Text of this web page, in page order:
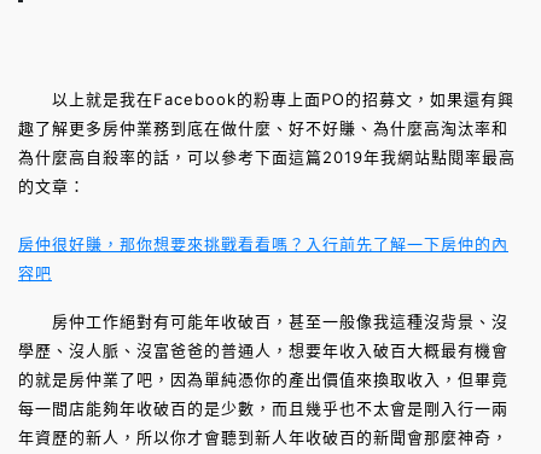
以上就是我在Facebook的粉專上面PO的招募文，如果還有興
趣了解更多房仲業務到底在做什麼、好不好賺、為什麼高淘汰率和
為什麼高自殺率的話，可以參考下面這篇2019年我網站點閱率最高
的文章：
房仲很好賺，那你想要來挑戰看看嗎？入行前先了解一下房仲的內
容吧
房仲工作絕對有可能年收破百，甚至一般像我這種沒背景、沒
學歷、沒人脈、沒富爸爸的普通人，想要年收入破百大概最有機會
的就是房仲業了吧，因為單純憑你的產出價值來換取收入，但畢竟
每一間店能夠年收破百的是少數，而且幾乎也不太會是剛入行一兩
年資歷的新人，所以你才會聽到新人年收破百的新聞會那麼神奇，